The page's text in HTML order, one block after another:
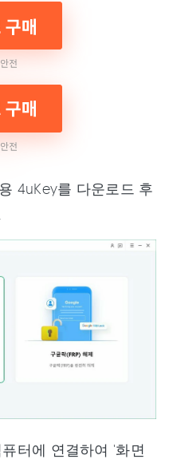
4uKey를 다운로드 후
터에 연결하여 '화면